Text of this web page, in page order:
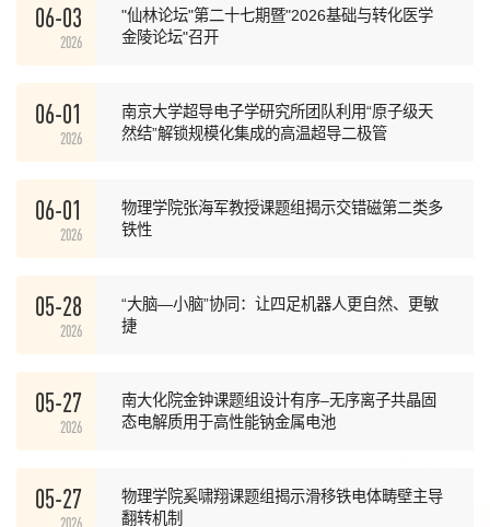
06-03
2026
"仙林论坛"第二十七期暨"2026基础与转化医学
金陵论坛"召开
06-01
2026
南京大学超导电子学研究所团队利用“原子级天
然结”解锁规模化集成的高温超导二极管
06-01
2026
物理学院张海军教授课题组揭示交错磁第二类多
铁性
05-28
2026
“大脑—小脑”协同：让四足机器人更自然、更敏
捷
05-27
2026
南大化院金钟课题组设计有序–无序离子共晶固
态电解质用于高性能钠金属电池
05-27
2026
物理学院奚啸翔课题组揭示滑移铁电体畴壁主导
翻转机制